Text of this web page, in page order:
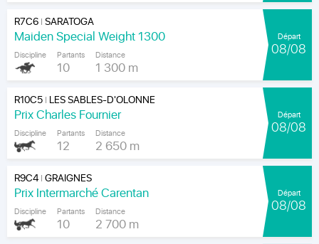
R7C6|SARATOGA
Maiden Special Weight 1300
Discipline Partants
10
Distance
1 300 m
Départ
08/08
R10C5| LES SABLES-D'OLONNE
Prix Charles Fournier
Discipline Partants
12
Distance
2 650 m
Départ
08/08
R9C4|GRAIGNES
Prix Intermarché Carentan
Discipline Partants
10
Distance
2 700 m
Départ
08/08